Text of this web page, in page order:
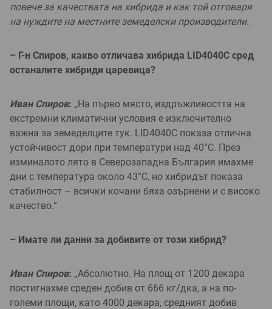
повече за качествата на хибрида и как той отговаря
на нуждите на местните земеделски производители.
– Г-н Спиров, какво отличава хибрида LID4040C сред
останалите хибриди царевица?
Иван Спиров: „На първо място, издръжливостта на
екстремни климатични условия е изключително
важна за земеделците тук. LID4040C показа отлична
устойчивост дори при температури над 40°C. През
изминалото лято в Северозападна България имахме
дни с температура около 43°C, но хибридът показа
стабилност – всички кочани бяха озърнени и с високо
качество.“
– Имате ли данни за добивите от този хибрид?
Иван Спиров: „Абсолютно. На площ от 1200 декара
постигнахме среден добив от 666 кг/дка, а на по-
големи площи, като 4000 декара, средният добив